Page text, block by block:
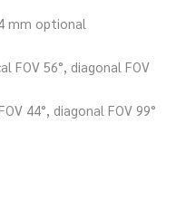
mm optional
FOV 56°, diagonal FOV
44°, diagonal FOV 99°